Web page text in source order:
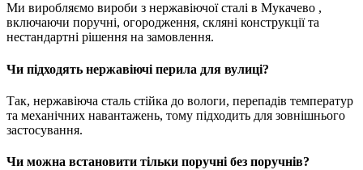
Ми виробляємо вироби з нержавіючої сталі в Мукачево ,
включаючи поручні, огородження, скляні конструкції та
нестандартні рішення на замовлення.
Чи підходять нержавіючі перила для вулиці?
Так, нержавіюча сталь стійка до вологи, перепадів температур
та механічних навантажень, тому підходить для зовнішнього
застосування.
Чи можна встановити тільки поручні без поручнів?